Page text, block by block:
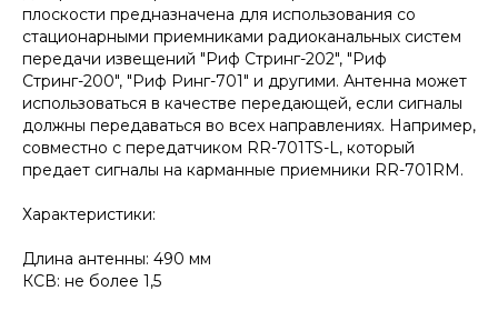
плоскости предназначена для использования со
стационарными приемниками радиоканальных систем
передачи извещений "Риф Стринг-202", "Риф
Стринг-200", "Риф Ринг-701" и другими. Антенна может
использоваться в качестве передающей, если сигналы
должны передаваться во всех направлениях. Например,
совместно с передатчиком RR-701TS-L, который
предает сигналы на карманные приемники RR-701RM.
Характеристики:
Длина антенны: 490 мм
КСВ: не более 1,5